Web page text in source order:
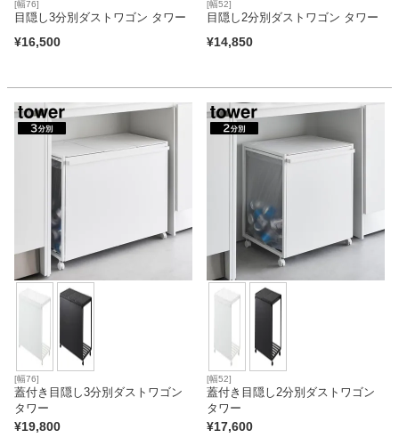
[幅76]
目隠し3分別ダストワゴン タワー
¥16,500
[幅52]
目隠し2分別ダストワゴン タワー
¥14,850
[幅76]
蓋付き目隠し3分別ダストワゴン
タワー
¥19,800
[幅52]
蓋付き目隠し2分別ダストワゴン
タワー
¥17,600